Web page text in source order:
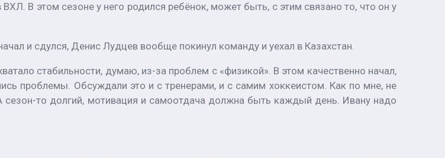
В этом сезоне у него родился ребёнок, может быть, с этим связано то, что он у
и сдулся, Денис Лудцев вообще покинул команду и уехал в Казахстан.
стабильности, думаю, из-за проблем с «физикой». В этом качественно начал,
проблемы. Обсуждали это и с тренерами, и с самим хоккеистом. Как по мне, не
то долгий, мотивация и самоотдача должна быть каждый день. Ивану надо